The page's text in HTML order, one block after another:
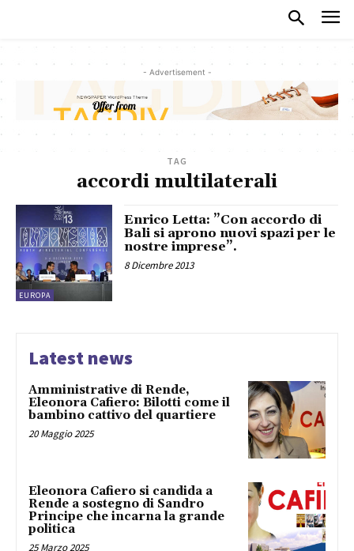
- Advertisement -
TAG
accordi multilaterali
EUROPA
Enrico Letta: ”Con accordo di
Bali si aprono nuovi spazi per le
nostre imprese”.
8 Dicembre 2013
Latest news
Amministrative di Rende,
Eleonora Cafiero: Bilotti come il
bambino cattivo del quartiere
20 Maggio 2025
Eleonora Cafiero si candida a
Rende a sostegno di Sandro
Principe che incarna la grande
politica
25 Marzo 2025